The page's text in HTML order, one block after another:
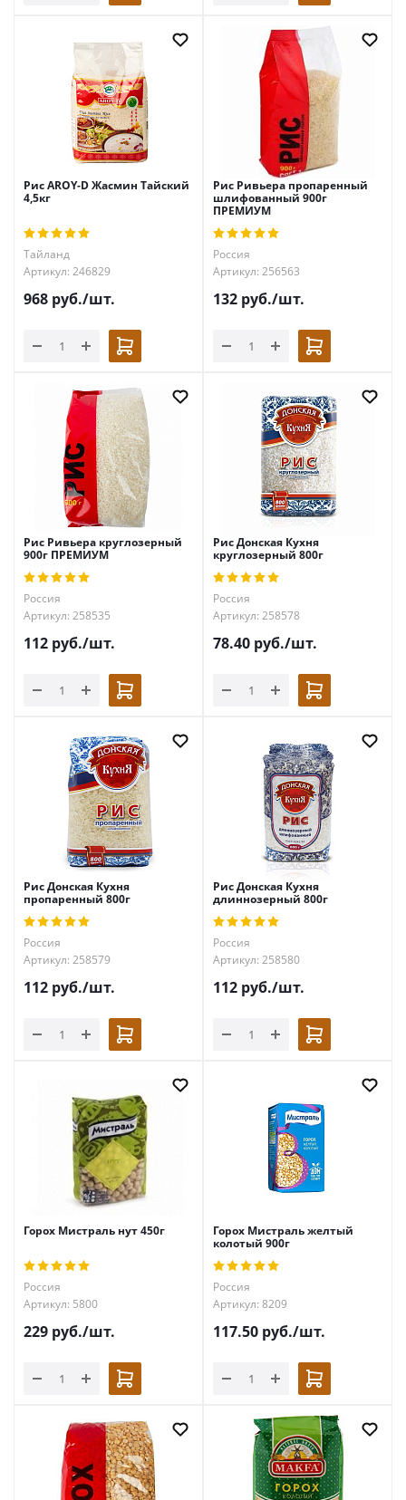
Рис AROY-D Жасмин Тайский
4,5кг
Тайланд
Артикул: 246829
968 руб./шт.
Рис Ривьера пропаренный
шлифованный 900г
ПРЕМИУМ
Россия
Артикул: 256563
132 руб./шт.
Рис Ривьера круглозерный
900г ПРЕМИУМ
Россия
Артикул: 258535
112 руб./шт.
Рис Донская Кухня
круглозерный 800г
Россия
Артикул: 258578
78.40 руб./шт.
Рис Донская Кухня
пропаренный 800г
Россия
Артикул: 258579
112 руб./шт.
Рис Донская Кухня
длиннозерный 800г
Россия
Артикул: 258580
112 руб./шт.
Горох Мистраль нут 450г
Россия
Артикул: 5800
229 руб./шт.
Горох Мистраль желтый
колотый 900г
Россия
Артикул: 8209
117.50 руб./шт.